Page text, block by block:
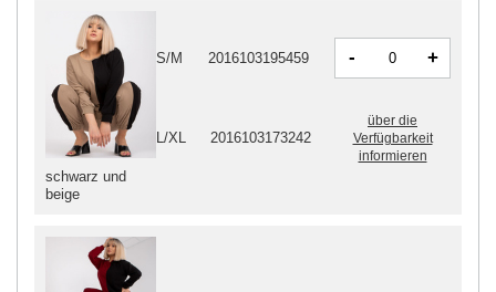
schwarz und
beige
S/M 2016103195459 - +
L/XL 2016103173242
über die
Verfügbarkeit
informieren